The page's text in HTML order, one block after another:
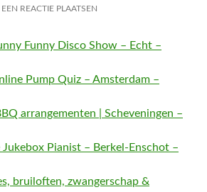
EEN REACTIE PLAATSEN
Funny Disco Show – Echt –
Pump Quiz – Amsterdam –
arrangementen | Scheveningen –
Jukebox Pianist – Berkel-Enschot –
bruiloften, zwangerschap &